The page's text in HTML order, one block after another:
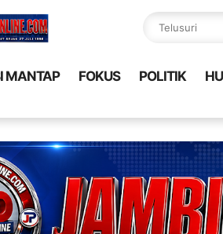
MANTAP FOKUS POLITIK